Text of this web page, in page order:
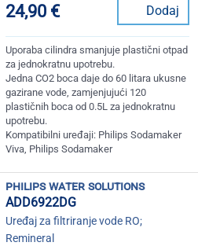
24,90 € Dodaj
Uporaba cilindra smanjuje plastični otpad
za jednokratnu upotrebu.
Jedna CO2 boca daje do 60 litara ukusne
gazirane vode, zamjenjujući 120
plastičnih boca od 0.5L za jednokratnu
upotrebu.
Kompatibilni uređaji: Philips Sodamaker
Viva, Philips Sodamaker
philips water solutions
ADD6922DG
Uređaj za filtriranje vode RO;
Remineral